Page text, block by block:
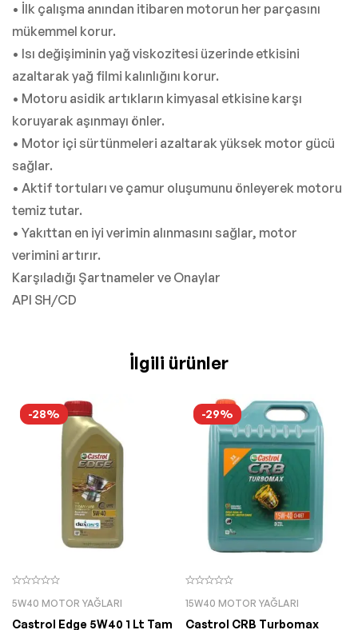
• İlk çalışma anından itibaren motorun her parçasını
mükemmel korur.
• Isı değişiminin yağ viskozitesi üzerinde etkisini
azaltarak yağ filmi kalınlığını korur.
• Motoru asidik artıkların kimyasal etkisine karşı
koruyarak aşınmayı önler.
• Motor içi sürtünmeleri azaltarak yüksek motor gücü
sağlar.
• Aktif tortuları ve çamur oluşumunu önleyerek motoru
temiz tutar.
• Yakıttan en iyi verimin alınmasını sağlar, motor
verimini artırır.
Karşıladığı Şartnameler ve Onaylar
API SH/CD
İlgili ürünler
-28%
5W40 MOTOR YAĞLARI
Castrol Edge 5W40 1 Lt Tam
-29%
15W40 MOTOR YAĞLARI
Castrol CRB Turbomax